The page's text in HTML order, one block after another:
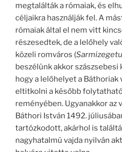
megtalálták a rómaiak, és
céljaikra használják fel. A
rómaiak által el nem vitt
részesedtek, de a lelőhely
közeli romváros (
beszélünk akkor
hogy a lelőhelyet a Báthoriak
eltitkolni a később
reményében. Ugyanakkor az
Báthori István 1492.
tartózkodott, akárhol is
nagyhatalmú vajda nyilván